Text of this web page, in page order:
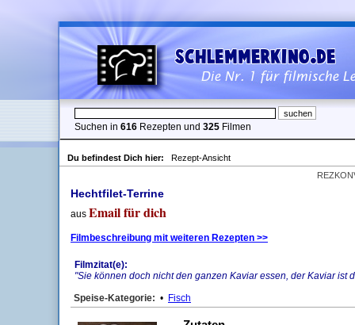
Suchen in 616 Rezepten und 325 Filmen
Du befindest Dich hier:
Rezept-Ansicht
Hechtfilet-Terrine
aus Email für dich
Filmbeschreibung mit weiteren Rezepten >>
Filmzitat(e):
"Sie können doch nicht den ganzen Kaviar essen, der Kaviar ist
Speise-Kategorie: • Fisch